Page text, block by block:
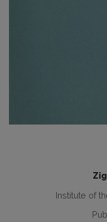
Institute of